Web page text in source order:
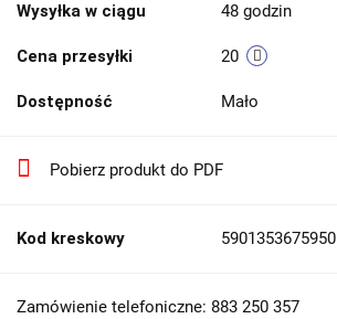
Wysyłka w ciągu 48 godzin
Cena przesyłki 20
Dostępność Mało
Pobierz produkt do PDF
Kod kreskowy 5901353675950
Zamówienie telefoniczne: 883 250 357